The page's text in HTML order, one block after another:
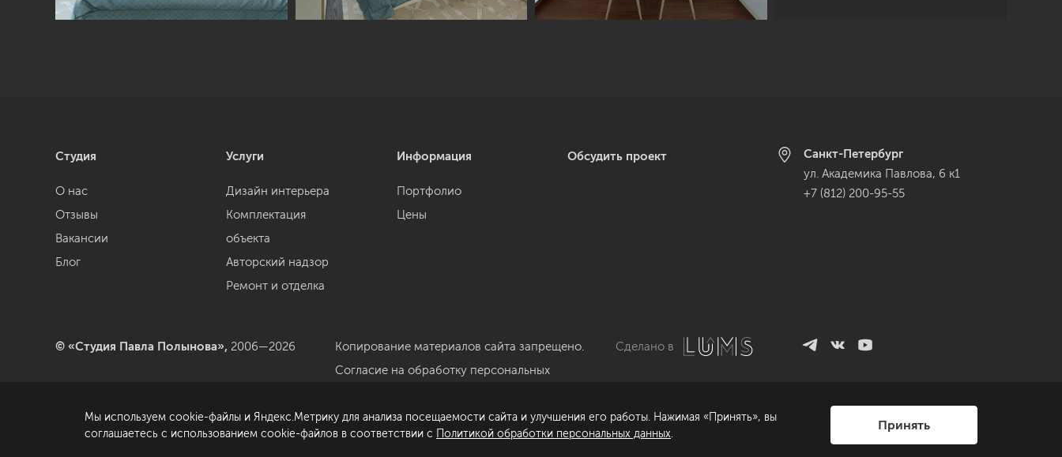
Студия
О нас
Отзывы
Вакансии
Блог
Услуги
Дизайн интерьера
Комплектация
объекта
Авторский надзор
Ремонт и отделка
Информация
Портфолио
Цены
Обсудить проект
Санкт-Петербург
ул. Академика Павлова, 6 к1
+7 (812) 200-95-55
© «Студия Павла Полынова», 2006—2026
Копирование материалов сайта запрещено.
Согласие на обработку персональных
Политика обработки персональных данных
Сделано в
Мы используем cookie-файлы и Яндекс.Метрику для анализа посещаемости сайта и улучшения его работы. Нажимая «Принять», вы
соглашаетесь с использованием cookie-файлов в соответствии с Политикой обработки персональных данных.
Принять